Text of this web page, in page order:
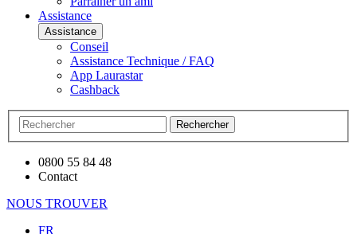
Assistance
Assistance
Conseil
Assistance Technique / FAQ
App Laurastar
Cashback
Rechercher
0800 55 84 48
Contact
NOUS TROUVER
FR